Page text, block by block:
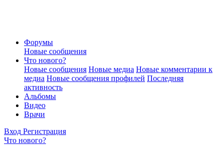
Форумы
Новые сообщения
Что нового?
Новые сообщения Новые медиа Новые комментарии к
медиа Новые сообщения профилей Последняя
активность
Альбомы
Видео
Врачи
Вход Регистрация
Что нового?